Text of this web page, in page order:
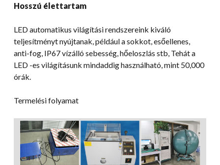
Hosszú élettartam
LED automatikus világítási rendszereink kiváló
teljesítményt nyújtanak, például a sokkot, esőellenes,
anti-fog, IP67 vízálló sebesség, hőeloszlás stb, Tehát a
LED -es világításunk mindaddig használható, mint 50,000
órák.
Termelési folyamat